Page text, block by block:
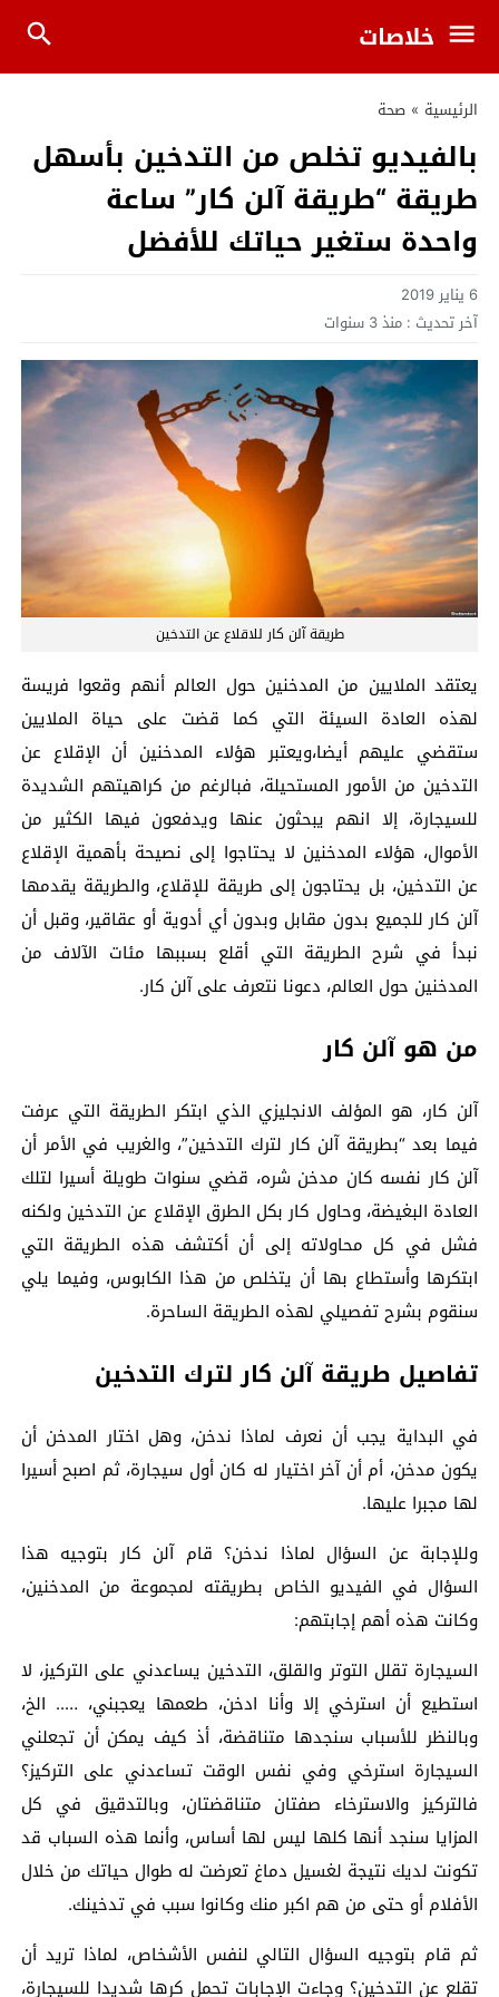
خلاصات
الرئيسية » صحة
بالفيديو تخلص من التدخين بأسهل
طريقة “طريقة آلن كار” ساعة
واحدة ستغير حياتك للأفضل
6 يناير 2019
آخر تحديث : منذ 3 سنوات
طريقة آلن كار للاقلاع عن التدخين
يعتقد الملايين من المدخنين حول العالم أنهم وقعوا فريسة
لهذه العادة السيئة التي كما قضت على حياة الملايين
ستقضي عليهم أيضا،ويعتبر هؤلاء المدخنين أن الإقلاع عن
التدخين من الأمور المستحيلة، فبالرغم من كراهيتهم الشديدة
للسيجارة، إلا انهم يبحثون عنها ويدفعون فيها الكثير من
الأموال، هؤلاء المدخنين لا يحتاجوا إلى نصيحة بأهمية الإقلاع
عن التدخين، بل يحتاجون إلى طريقة للإقلاع، والطريقة يقدمها
آلن كار للجميع بدون مقابل وبدون أي أدوية أو عقاقير، وقبل أن
نبدأ في شرح الطريقة التي أقلع بسببها مئات الآلاف من
المدخنين حول العالم، دعونا نتعرف على آلن كار.
من هو آلن كار
آلن كار، هو المؤلف الانجليزي الذي ابتكر الطريقة التي عرفت
فيما بعد “بطريقة آلن كار لترك التدخين”، والغريب في الأمر أن
آلن كار نفسه كان مدخن شره، قضي سنوات طويلة أسيرا لتلك
العادة البغيضة، وحاول كار بكل الطرق الإقلاع عن التدخين ولكنه
فشل في كل محاولاته إلى أن أكتشف هذه الطريقة التي
ابتكرها وأستطاع بها أن يتخلص من هذا الكابوس، وفيما يلي
سنقوم بشرح تفصيلي لهذه الطريقة الساحرة.
تفاصيل طريقة آلن كار لترك التدخين
في البداية يجب أن نعرف لماذا ندخن، وهل اختار المدخن أن
يكون مدخن، أم أن آخر اختيار له كان أول سيجارة، ثم اصبح أسيرا
لها مجبرا عليها.
وللإجابة عن السؤال لماذا ندخن؟ قام آلن كار بتوجيه هذا
السؤال في الفيديو الخاص بطريقته لمجموعة من المدخنين،
وكانت هذه أهم إجابتهم:
السيجارة تقلل التوتر والقلق، التدخين يساعدني على التركيز، لا
استطيع أن استرخي إلا وأنا ادخن، طعمها يعجبني، ….. الخ،
وبالنظر للأسباب سنجدها متناقضة، أذ كيف يمكن أن تجعلني
السيجارة استرخي وفي نفس الوقت تساعدني على التركيز؟
فالتركيز والاسترخاء صفتان متناقضتان، وبالتدقيق في كل
المزايا سنجد أنها كلها ليس لها أساس، وأنما هذه السباب قد
تكونت لديك نتيجة لغسيل دماغ تعرضت له طوال حياتك من خلال
الأفلام أو حتى من هم اكبر منك وكانوا سبب في تدخينك.
ثم قام بتوجيه السؤال التالي لنفس الأشخاص، لماذا تريد أن
تقلع عن التدخين؟ وجاءت الإجابات تحمل كرها شديدا للسيجارة،